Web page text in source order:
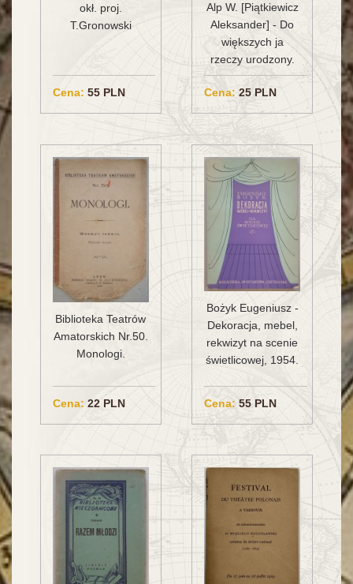
okł. proj.
T.Gronowski
Cena: 55 PLN
Alp W. [Piątkiewicz
Aleksander] - Do
większych ja
rzeczy urodzony.
Cena: 25 PLN
Biblioteka Teatrów
Amatorskich Nr.50.
Monologi.
Cena: 22 PLN
Bożyk Eugeniusz -
Dekoracja, mebel,
rekwizyt na scenie
świetlicowej, 1954.
Cena: 55 PLN